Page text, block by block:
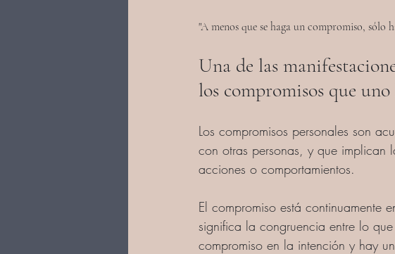
"A menos que se haga un compromiso, sólo
Una de las
los compromisos que
Los compromisos personales son
con otras personas, y que
acciones o comportamientos.
El compromiso está continuamente
significa la congruencia entre lo
compromiso en la intención y hay